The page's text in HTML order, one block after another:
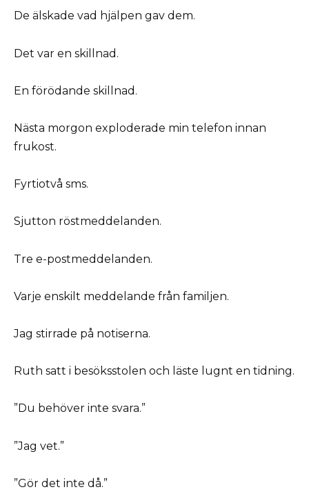
De älskade vad hjälpen gav dem.
Det var en skillnad.
En förödande skillnad.
Nästa morgon exploderade min telefon innan
frukost.
Fyrtiotvå sms.
Sjutton röstmeddelanden.
Tre e-postmeddelanden.
Varje enskilt meddelande från familjen.
Jag stirrade på notiserna.
Ruth satt i besöksstolen och läste lugnt en tidning.
”Du behöver inte svara.”
”Jag vet.”
”Gör det inte då.”